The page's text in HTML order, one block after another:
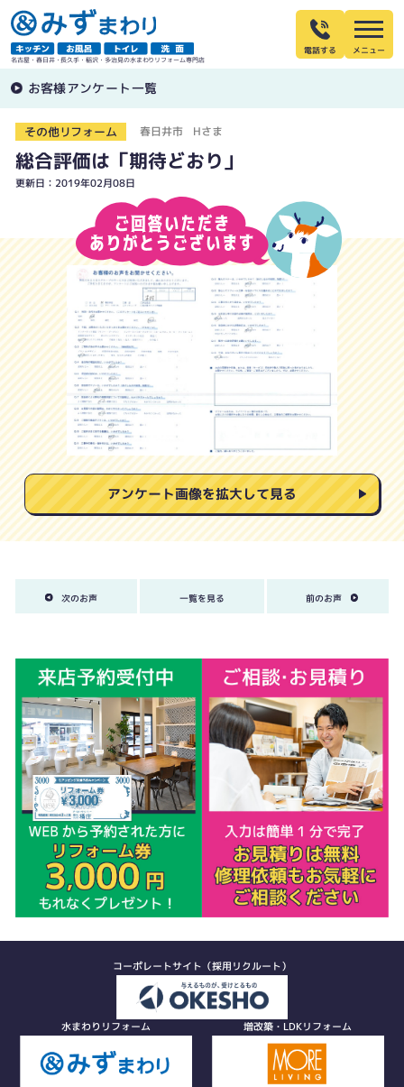
名古屋・春日井・長久手・稲沢・多治見の水まわりリフォーム専門店
電話する
お客様アンケート一覧
その他リフォーム 春日井市 Hさま
総合評価は「期待どおり」
更新日：2019年02月08日
アンケート画像を拡大して見る
次のお声 一覧を見る 前のお声
コーポレートサイト（採用リクルート）
水まわりリフォーム 増改築・LDKリフォーム